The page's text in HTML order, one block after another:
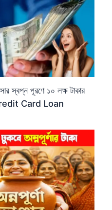
স্বপ্ন পূরণে ১০ লক্ষ টাকার
Card Loan